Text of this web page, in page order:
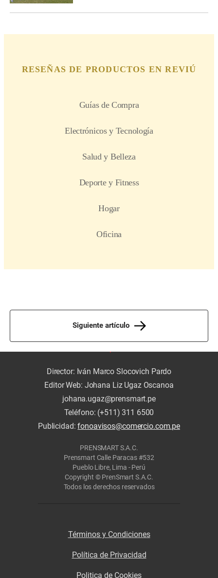
Siguiente artículo
Director: Iván Marco Slocovich Pardo
Editor Web: Johana Liz Ugaz Oscanoa
johana.ugaz@prensmart.pe
Teléfono: (+511) 311 6500
Publicidad:fonoavisos@comercio.com.pe
PRENSMART S.A.C.
Prensmart Calle Paracas #532
Pueblo Libre, Lima - Perú
Copyright © PrenSmart S.A.C.
Todos los derechos reservados
Términos y Condiciones
Política de Privacidad
Politica de Cookies